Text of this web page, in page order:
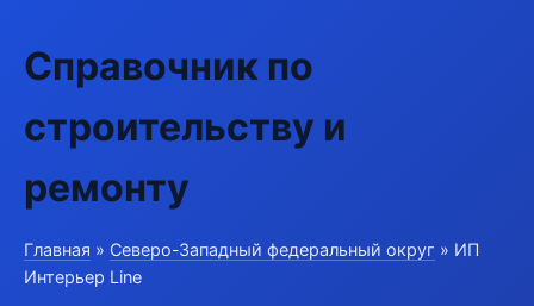
Справочник по
строительству и
ремонту
Главная » Северо-Западный федеральный округ » ИП
Интерьер Line